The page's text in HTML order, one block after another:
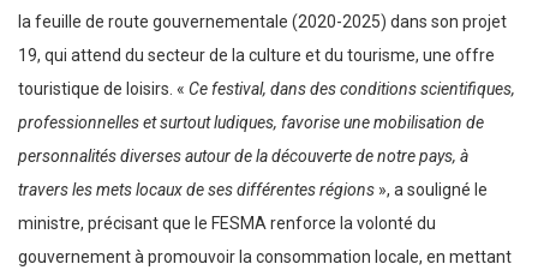
la feuille de route gouvernementale (2020-2025) dans son projet
19, qui attend du secteur de la culture et du tourisme, une offre
touristique de loisirs. « Ce festival, dans des conditions scientifiques,
professionnelles et surtout ludiques, favorise une mobilisation de
personnalités diverses autour de la découverte de notre pays, à
travers les mets locaux de ses différentes régions », a souligné le
ministre, précisant que le FESMA renforce la volonté du
gouvernement à promouvoir la consommation locale, en mettant